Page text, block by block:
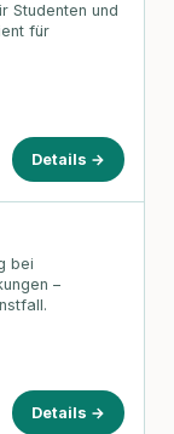
Studenten und
für
Details →
bei
–
Details →